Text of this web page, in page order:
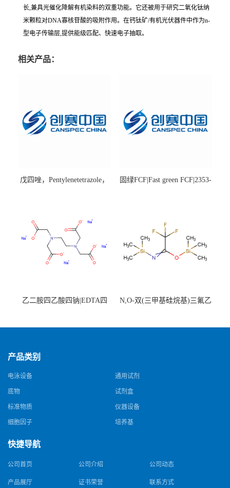
长,兼具光催化降解有机染料的双重功能。它还被用于研究二氧化钛纳
米颗粒对DNA寡核苷酸的吸附作用。在钙钛矿/有机光伏器件中作为n-
型电子传输层,提供能级匹配、快速电子抽取。
相关产品：
戊四唑，Pentylenetetrazole，
固绿FCF|Fast green FCF|2353-
乙二胺四乙酸四钠|EDTA四
N,O-双(三甲基硅烷基)三氟乙
产品类别
电泳设备 通用试剂
底物 试剂盒
标准物质 仪器设备
细胞因子 培养基
快捷导航
公司首页 公司介绍 公司动态
产品展厅 证书荣誉 联系方式